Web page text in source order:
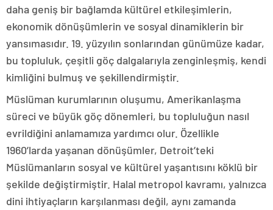
daha geniş bir bağlamda kültürel etkileşimlerin,
ekonomik dönüşümlerin ve sosyal dinamiklerin bir
yansımasıdır. 19. yüzyılın sonlarından günümüze kadar,
bu topluluk, çeşitli göç dalgalarıyla zenginleşmiş, kendi
kimliğini bulmuş ve şekillendirmiştir.
Müslüman kurumlarının oluşumu, Amerikanlaşma
süreci ve büyük göç dönemleri, bu topluluğun nasıl
evrildiğini anlamamıza yardımcı olur. Özellikle
1960’larda yaşanan dönüşümler, Detroit’teki
Müslümanların sosyal ve kültürel yaşantısını köklü bir
şekilde değiştirmiştir. Halal metropol kavramı, yalnızca
dini ihtiyaçların karşılanması değil, aynı zamanda